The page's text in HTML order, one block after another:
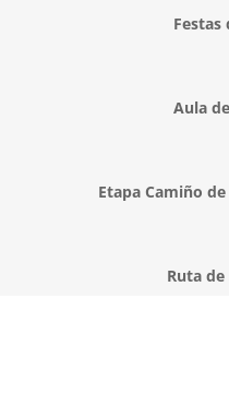
Festas
Aula
Etapa Camiño
Ruta